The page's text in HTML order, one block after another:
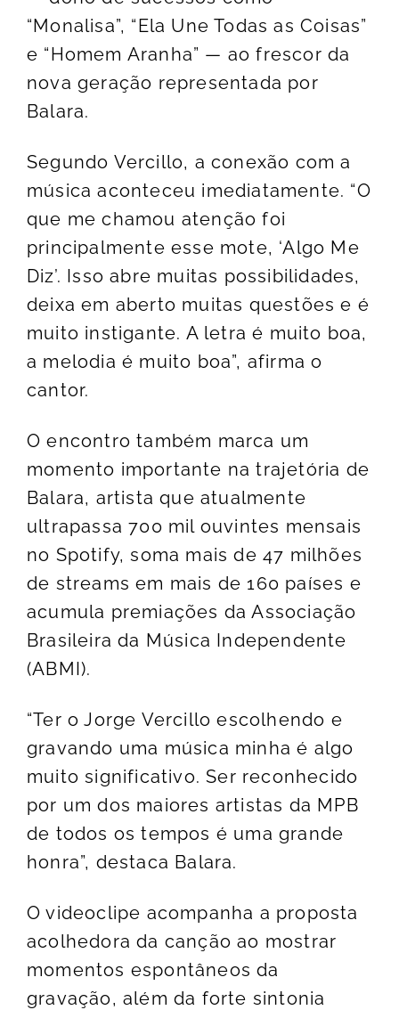
“Monalisa”, “Ela Une Todas as Coisas”
e “Homem Aranha” — ao frescor da
nova geração representada por
Balara.
Segundo Vercillo, a conexão com a
música aconteceu imediatamente. “O
que me chamou atenção foi
principalmente esse mote, ‘Algo Me
Diz’. Isso abre muitas possibilidades,
deixa em aberto muitas questões e é
muito instigante. A letra é muito boa,
a melodia é muito boa”, afirma o
cantor.
O encontro também marca um
momento importante na trajetória de
Balara, artista que atualmente
ultrapassa 700 mil ouvintes mensais
no Spotify, soma mais de 47 milhões
de streams em mais de 160 países e
acumula premiações da Associação
Brasileira da Música Independente
(ABMI).
“Ter o Jorge Vercillo escolhendo e
gravando uma música minha é algo
muito significativo. Ser reconhecido
por um dos maiores artistas da MPB
de todos os tempos é uma grande
honra”, destaca Balara.
O videoclipe acompanha a proposta
acolhedora da canção ao mostrar
momentos espontâneos da
gravação, além da forte sintonia